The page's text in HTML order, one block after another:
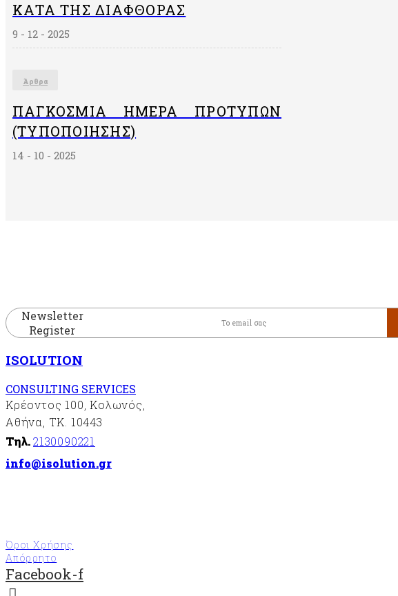
ΚΑΤΑ ΤΗΣ ΔΙΑΦΘΟΡΑΣ
9 - 12 - 2025
Άρθρα
ΠΑΓΚΌΣΜΙΑ ΗΜΈΡΑ ΠΡΟΤΎΠΩΝ
(ΤΥΠΟΠΟΊΗΣΗΣ)
14 - 10 - 2025
Newsletter
Register
ISOLUTION
CONSULTING SERVICES
Κρέοντος 100, Κολωνός,
Αθήνα, ΤΚ. 10443
Τηλ.2130090221
info@isolution.gr
Όροι Χρήσης
Απόρρητο
Facebook-f